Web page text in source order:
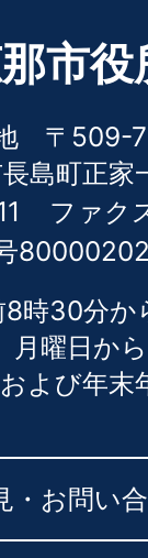
市役
〒509-
島町正家
ファ
時30分か
曜日か
および年
・お問い